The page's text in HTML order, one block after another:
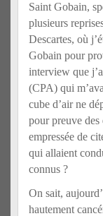
Saint Gobain,
plusieurs
Descartes, où
Gobain pour
interview que
(CPA) qui
cube d’air ne
pour preuve des
empressée de
qui allaient
connus ?
On sait,
hautement